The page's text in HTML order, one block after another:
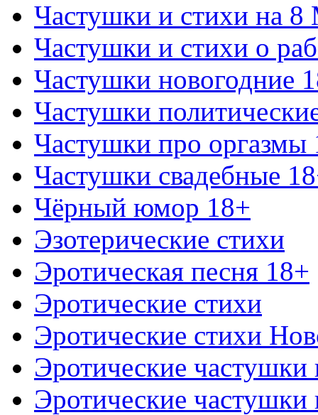
Частушки и стихи на 8
Частушки и стихи о
Частушки новогодние
Частушки
Частушки про оргазмы
Частушки свадебные
Чёрный юмор 18+
Эзотерические стихи
Эротическая песня 18+
Эротические стихи
Эротические стихи
Эротические
Эротические